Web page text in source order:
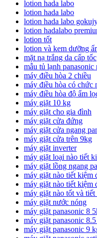
lotion hada labo
lotion hada labo
lotion hada labo
lotion hadalabo
lotion tốt
lotion và kem dưỡng
mặt nạ trắng da cấp tốc
mẫu tủ lạnh panasonic
máy điều hòa 2 chiều
máy điều hòa có chức
máy điều hòa độ ẩm
máy giặt 10 kg
máy giặt cho gia đình
máy giặt cửa đứng
máy giặt cửa ngang
máy giặt cửa trên 9kg
máy giặt inverter
máy giặt loại nào tiết
máy giặt lồng ngang
máy giặt nào tiết kiệm
máy giặt nào tiết kiệm
máy giặt nào tốt và
máy giặt nước nóng
máy giặt panasonic 8
máy giặt panasonic
máy giặt panasonic 9